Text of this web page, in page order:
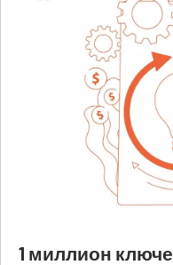
1 миллион